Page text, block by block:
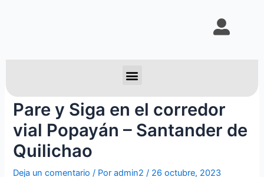
Pare y Siga en el corredor
vial Popayán – Santander de
Quilichao
Deja un comentario / Poradmin2 / 26 octubre, 2023